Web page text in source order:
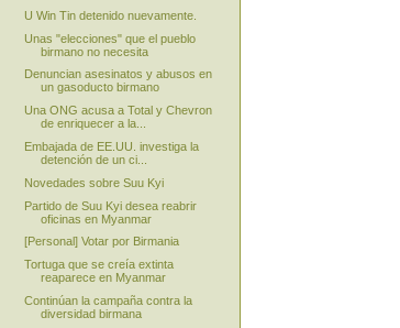
U Win Tin detenido nuevamente.
Unas "elecciones" que el pueblo
birmano no necesita
Denuncian asesinatos y abusos en
un gasoducto birmano
Una ONG acusa a Total y Chevron
de enriquecer a la...
Embajada de EE.UU. investiga la
detención de un ci...
Novedades sobre Suu Kyi
Partido de Suu Kyi desea reabrir
oficinas en Myanmar
[Personal] Votar por Birmania
Tortuga que se creía extinta
reaparece en Myanmar
Continúan la campaña contra la
diversidad birmana